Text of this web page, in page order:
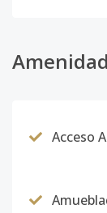
Acceso